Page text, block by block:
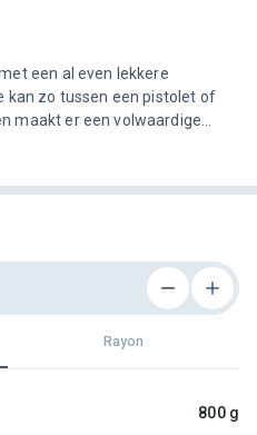
een al even lekkere
kan zo tussen een pistolet of
maakt er een volwaardige
uiensaus.
Rayon
800 g